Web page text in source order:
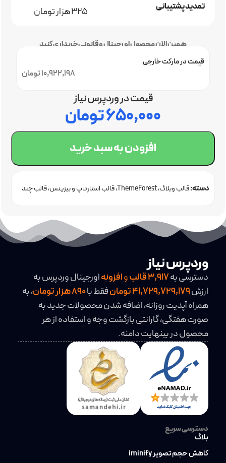
تمدید پشتیبانی 325 هزار تومان
همین الان محصول اورجینال و قانونی خریداری کنید
10,922,198 تومان
قیمت در مارکت خارجی
قیمت در وردپرس نیاز
۶۵۰,۰۰۰تومان
افزودن به سبد خرید
دسته:قالب وبلاگ ThemeForest قالب استارتاپ و بیزینس قالب چند
وردپرس نیاز
دسترسی به3,917قالبوافزونهاورجینال وردپرس به
ارزش41,729,729,179 تومان فقط با
، به
همراه آپدیت روزانه، اضافه شدن محصولات جدید به
صورت هفتگی، گارانتی بازگشت وجه و استفاده از هر
محصول در بینهایت دامنه.
دسترسی سریع
بلاگ
کاهش حجم تصویر iminify